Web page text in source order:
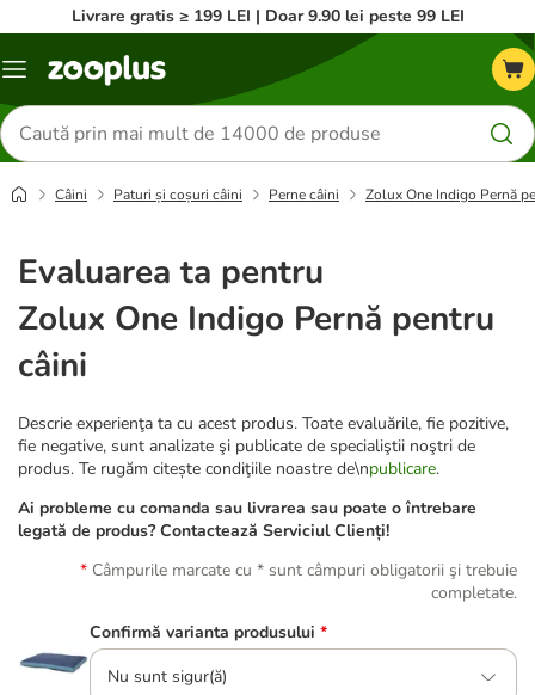
Livrare gratis ≥ 199 LEI | Doar 9.90 lei peste 99 LEI
Categorii
Căutare
produse
Câini Paturi și coșuri câini Perne câini Zolux One Indigo Pernă
Evaluarea ta pentru
Zolux One Indigo Pernă pentru
câini
Descrie experienţa ta cu acest produs. Toate evaluările, fie pozitive,
fie negative, sunt analizate şi publicate de specialiştii noştri de
produs. Te rugăm citește condiţiile noastre de\npublicare.
Ai probleme cu comanda sau livrarea sau poate o întrebare
legată de produs? Contactează Serviciul Clienți!
Câmpurile marcate cu * sunt câmpuri obligatorii şi trebuie
completate.
Confirmă varianta produsului *
Nu sunt sigur(ă)